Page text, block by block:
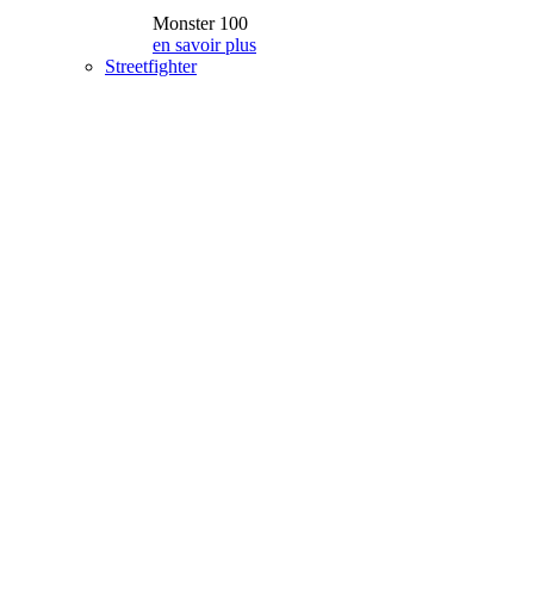
Monster 100
en savoir plus
Streetfighter